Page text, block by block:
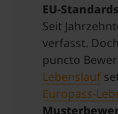
EU-
Seit
verfasst.
puncto
Lebenslauf
Europass-